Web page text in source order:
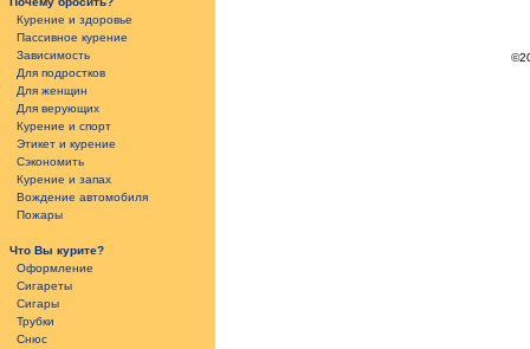
Курение и здоровье
Пассивное курение
Зависимость
Для подростков
Для женщин
Для верующих
Курение и спорт
Этикет и курение
Сэкономить
Курение и запах
Вождение автомобиля
Пожары
Что Вы курите?
Оформление
Сигареты
Сигары
Трубки
Снюс